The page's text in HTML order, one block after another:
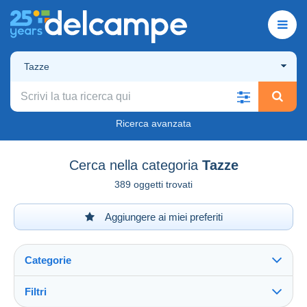
Tazze
Ricerca avanzata
Cerca nella categoria Tazze
389 oggetti trovati
Aggiungere ai miei preferiti
Categorie
Filtri